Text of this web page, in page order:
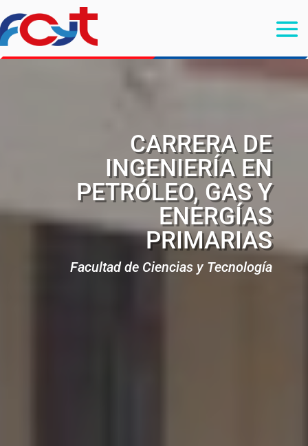
CARRERA DE
INGENIERÍA EN
PETRÓLEO, GAS Y
ENERGÍAS
PRIMARIAS
Facultad de Ciencias y Tecnología